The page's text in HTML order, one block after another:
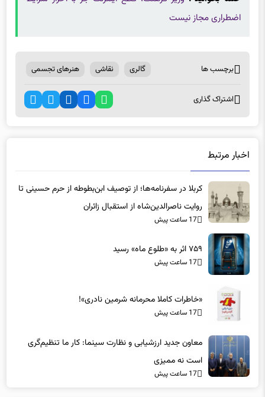
اضطراری مجاز نیست
برچسب ها گالری نقاشی هنرهای تجسمی
اشتراک گذاری
اخبار مرتبط
کربلا در سفرنامه‌ها؛ از توصیف ابن‌بطوطه از حرم حسینی تا
روایت ناصرالدین‌شاه از استقبال زائران
17 ساعت پیش
۷۵۹ اثر به «طلوع ماه» رسید
17 ساعت پیش
«خاطرات کاملا محرمانه شرمین نادری»!
17 ساعت پیش
معاون جدید ارزشیابی و نظارت سینما: کار ما تنظیم‌گری
است نه ممیزی
17 ساعت پیش